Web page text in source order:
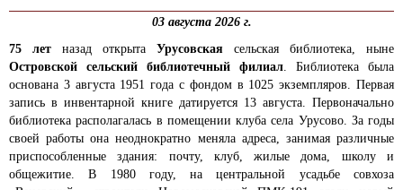
03 августа 2026 г.
75 лет назад открыта Урусовская сельская библиотека, ныне
Островской сельский библиотечный филиал. Библиотека была
основана 3 августа 1951 года с фондом в 1025 экземпляров. Первая
запись в инвентарной книге датируется 13 августа. Первоначально
библиотека располагалась в помещении клуба села Урусово. За годы
своей работы она неоднократно меняла адреса, занимая различные
приспособленные здания: почту, клуб, жилые дома, школу и
общежитие. В 1980 году, на центральной усадьбе совхоза